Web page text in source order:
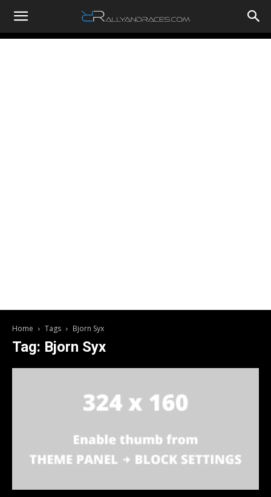
RallyandRaces.com
Home Tags Bjorn Syx
Tag: Bjorn Syx